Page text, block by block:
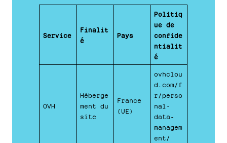
Service
Finalit
é
Pays
Politiq
ue de
confide
ntialit
é
OVH
Héberge
ment du
site
France
(UE)
ovhclou
d.com/f
r/perso
nal-
data-
managem
ent/